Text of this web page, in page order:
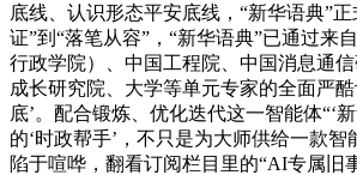
底线、认识形态平安底线，“新华语典”
证”到“落笔从容”，“新华语典”已通过来
行政学院）、中国工程院、中国消息通
成长研究院、大学等单元专家的全面严
底’。配合锻炼、优化迭代这一智能体“‘
的‘时政帮手’，不只是为大师供给一款智
陷于喧哗，翻看订阅栏目里的“AI专属旧